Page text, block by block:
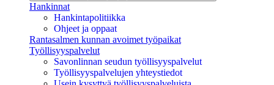
Hankinnat
Hankintapolitiikka
Ohjeet ja oppaat
Rantasalmen kunnan avoimet työpaikat
Työllisyyspalvelut
Savonlinnan seudun työllisyyspalvelut
Työllisyyspalvelujen yhteystiedot